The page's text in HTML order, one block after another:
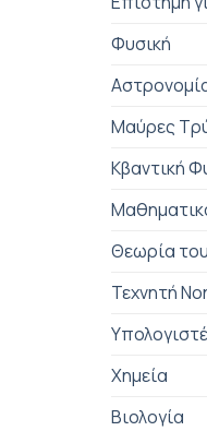
Φυσική
Μαύρες
Κβαντική
Θεωρία
Τεχνητή
Χημεία
Βιολογία